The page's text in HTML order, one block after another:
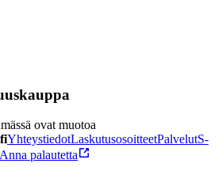
ovat muotoa
YhteystiedotLaskutusosoitteetPalvelutS-
Anna palautetta